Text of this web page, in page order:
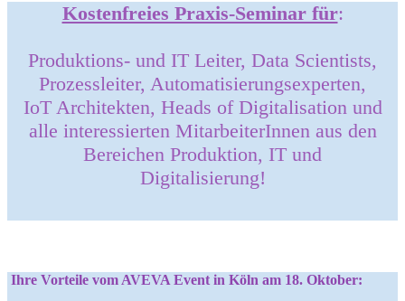
Kostenfreies Praxis-Seminar für:
Produktions- und IT Leiter, Data Scientists,
Prozessleiter, Automatisierungsexperten,
IoT Architekten, Heads of Digitalisation und
alle interessierten MitarbeiterInnen aus den
Bereichen Produktion, IT und
Digitalisierung!
Ihre Vorteile vom AVEVA Event in Köln am 18. Oktober: